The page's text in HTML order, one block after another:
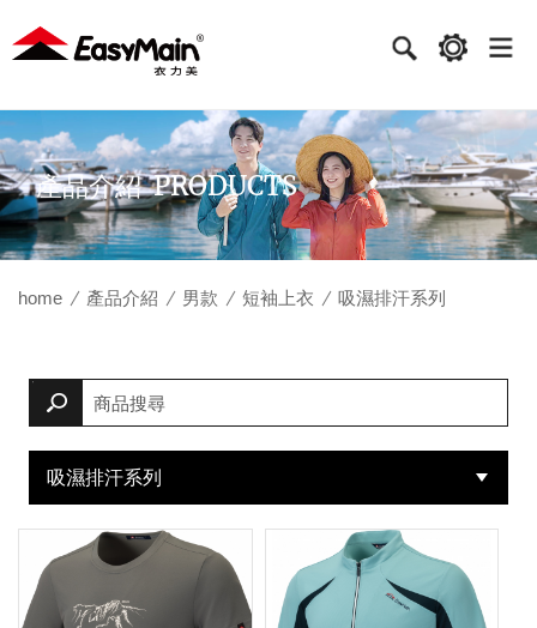
衣
力
美
實
業產品介紹 PRODUCTS
home 產品介紹 男款 短袖上衣 吸濕排汗系列
吸濕排汗系列